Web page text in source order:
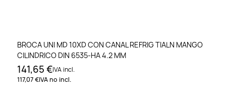
BROCA UNI MD 10XD CON CANAL REFRIG TIALN MANGO
CILINDRICO DIN 6535-HA 4.2 MM
141,65 €IVA incl.
117,07 €IVA no incl.